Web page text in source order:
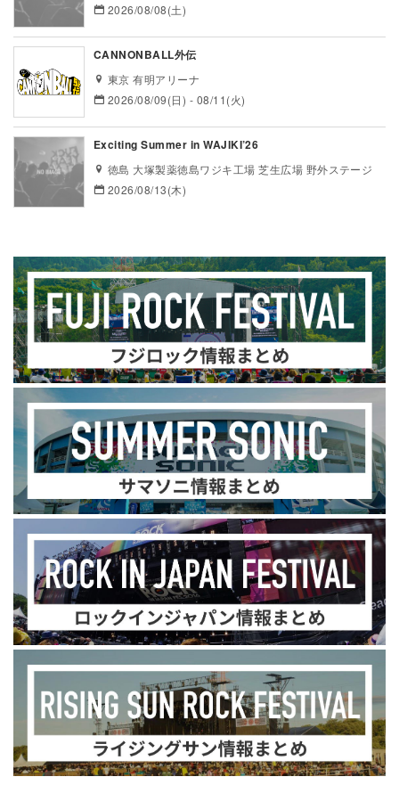
2026/08/08(土)
CANNONBALL外伝
東京 有明アリーナ
2026/08/09(日) - 08/11(火)
Exciting Summer in WAJIKI’26
徳島 大塚製薬徳島ワジキ工場 芝生広場 野外ステージ
2026/08/13(木)